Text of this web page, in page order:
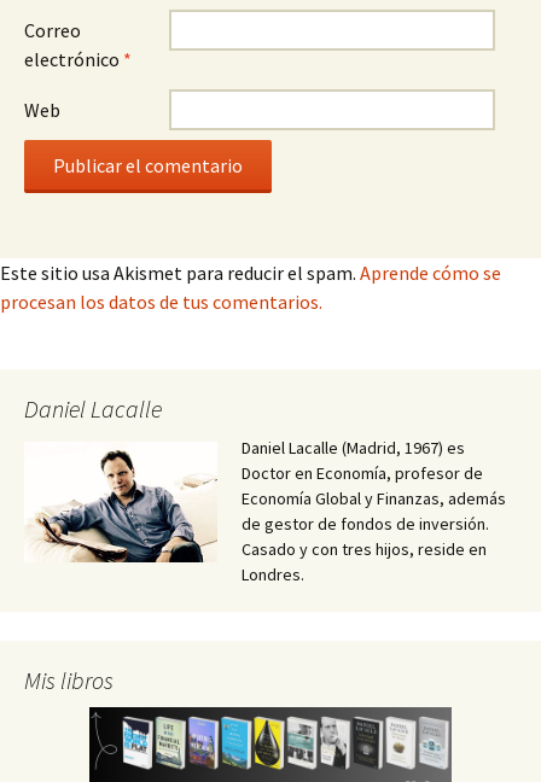
Correo
electrónico *
Web
Este sitio usa Akismet para reducir el spam. Aprende cómo se
procesan los datos de tus comentarios.
Daniel Lacalle
Daniel Lacalle (Madrid, 1967) es
Doctor en Economía, profesor de
Economía Global y Finanzas, además
de gestor de fondos de inversión.
Casado y con tres hijos, reside en
Londres.
Mis libros